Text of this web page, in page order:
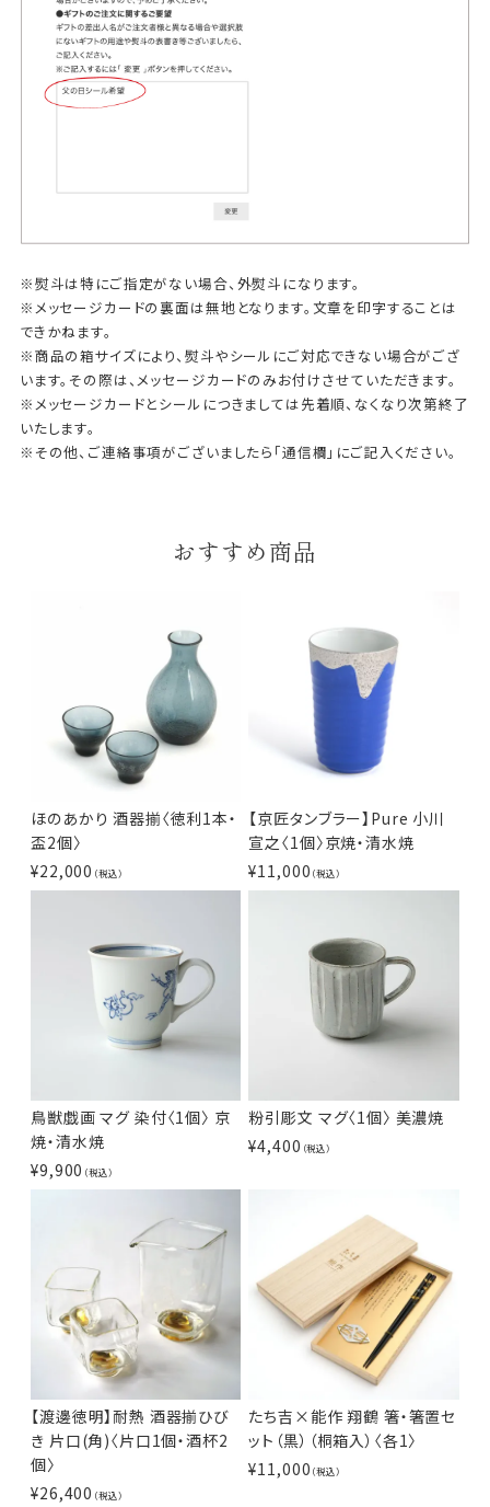
※熨斗は特にご指定がない場合、外熨斗になります。
※メッセージカードの裏面は無地となります。文章を印字することは
できかねます。
※商品の箱サイズにより、熨斗やシールにご対応できない場合がござ
います。その際は、メッセージカードのみお付けさせていただきます。
※メッセージカードとシールにつきましては先着順、なくなり次第終了
いたします。
※その他、ご連絡事項がございましたら「通信欄」にご記入ください。
おすすめ商品
ほのあかり 酒器揃〈徳利1本・
盃2個〉
¥22,000 （税込）
【京匠タンブラー】Pure 小川
宣之〈1個〉京焼・清水焼
¥11,000 （税込）
鳥獣戯画 マグ 染付〈1個〉 京
焼・清水焼
¥9,900 （税込）
粉引彫文 マグ〈1個〉 美濃焼
¥4,400 （税込）
【渡邊徳明】耐熱 酒器揃ひび
き 片口(角)〈片口1個・酒杯2
個〉
¥26,400 （税込）
たち吉×能作 翔鶴 箸・箸置セ
ット（黒）（桐箱入）〈各1〉
¥11,000 （税込）